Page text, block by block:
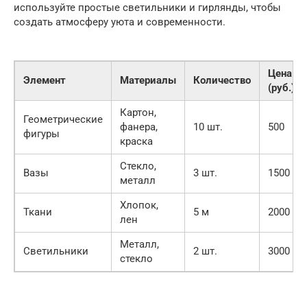
используйте простые светильники и гирлянды, чтобы
создать атмосферу уюта и современности.
Элемент Материалы Количество
Цена
(руб.)
Геометрические
фигуры
Картон,
фанера,
краска
10 шт. 500
Вазы
Стекло,
металл
3 шт. 1500
Ткани
Хлопок,
лен
5 м 2000
Светильники
Металл,
стекло
2 шт. 3000